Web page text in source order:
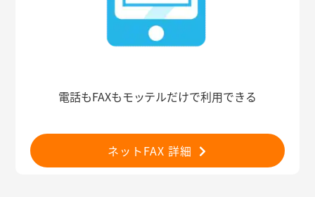
電話もFAXもモッテルだけで利用できる
ネットFAX 詳細